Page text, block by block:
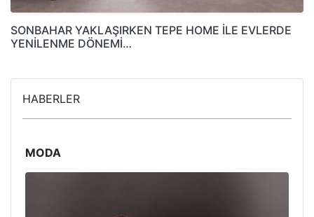
SONBAHAR YAKLAŞIRKEN TEPE HOME İLE EVLERDE
YENİLENME DÖNEMİ…
HABERLER
MODA